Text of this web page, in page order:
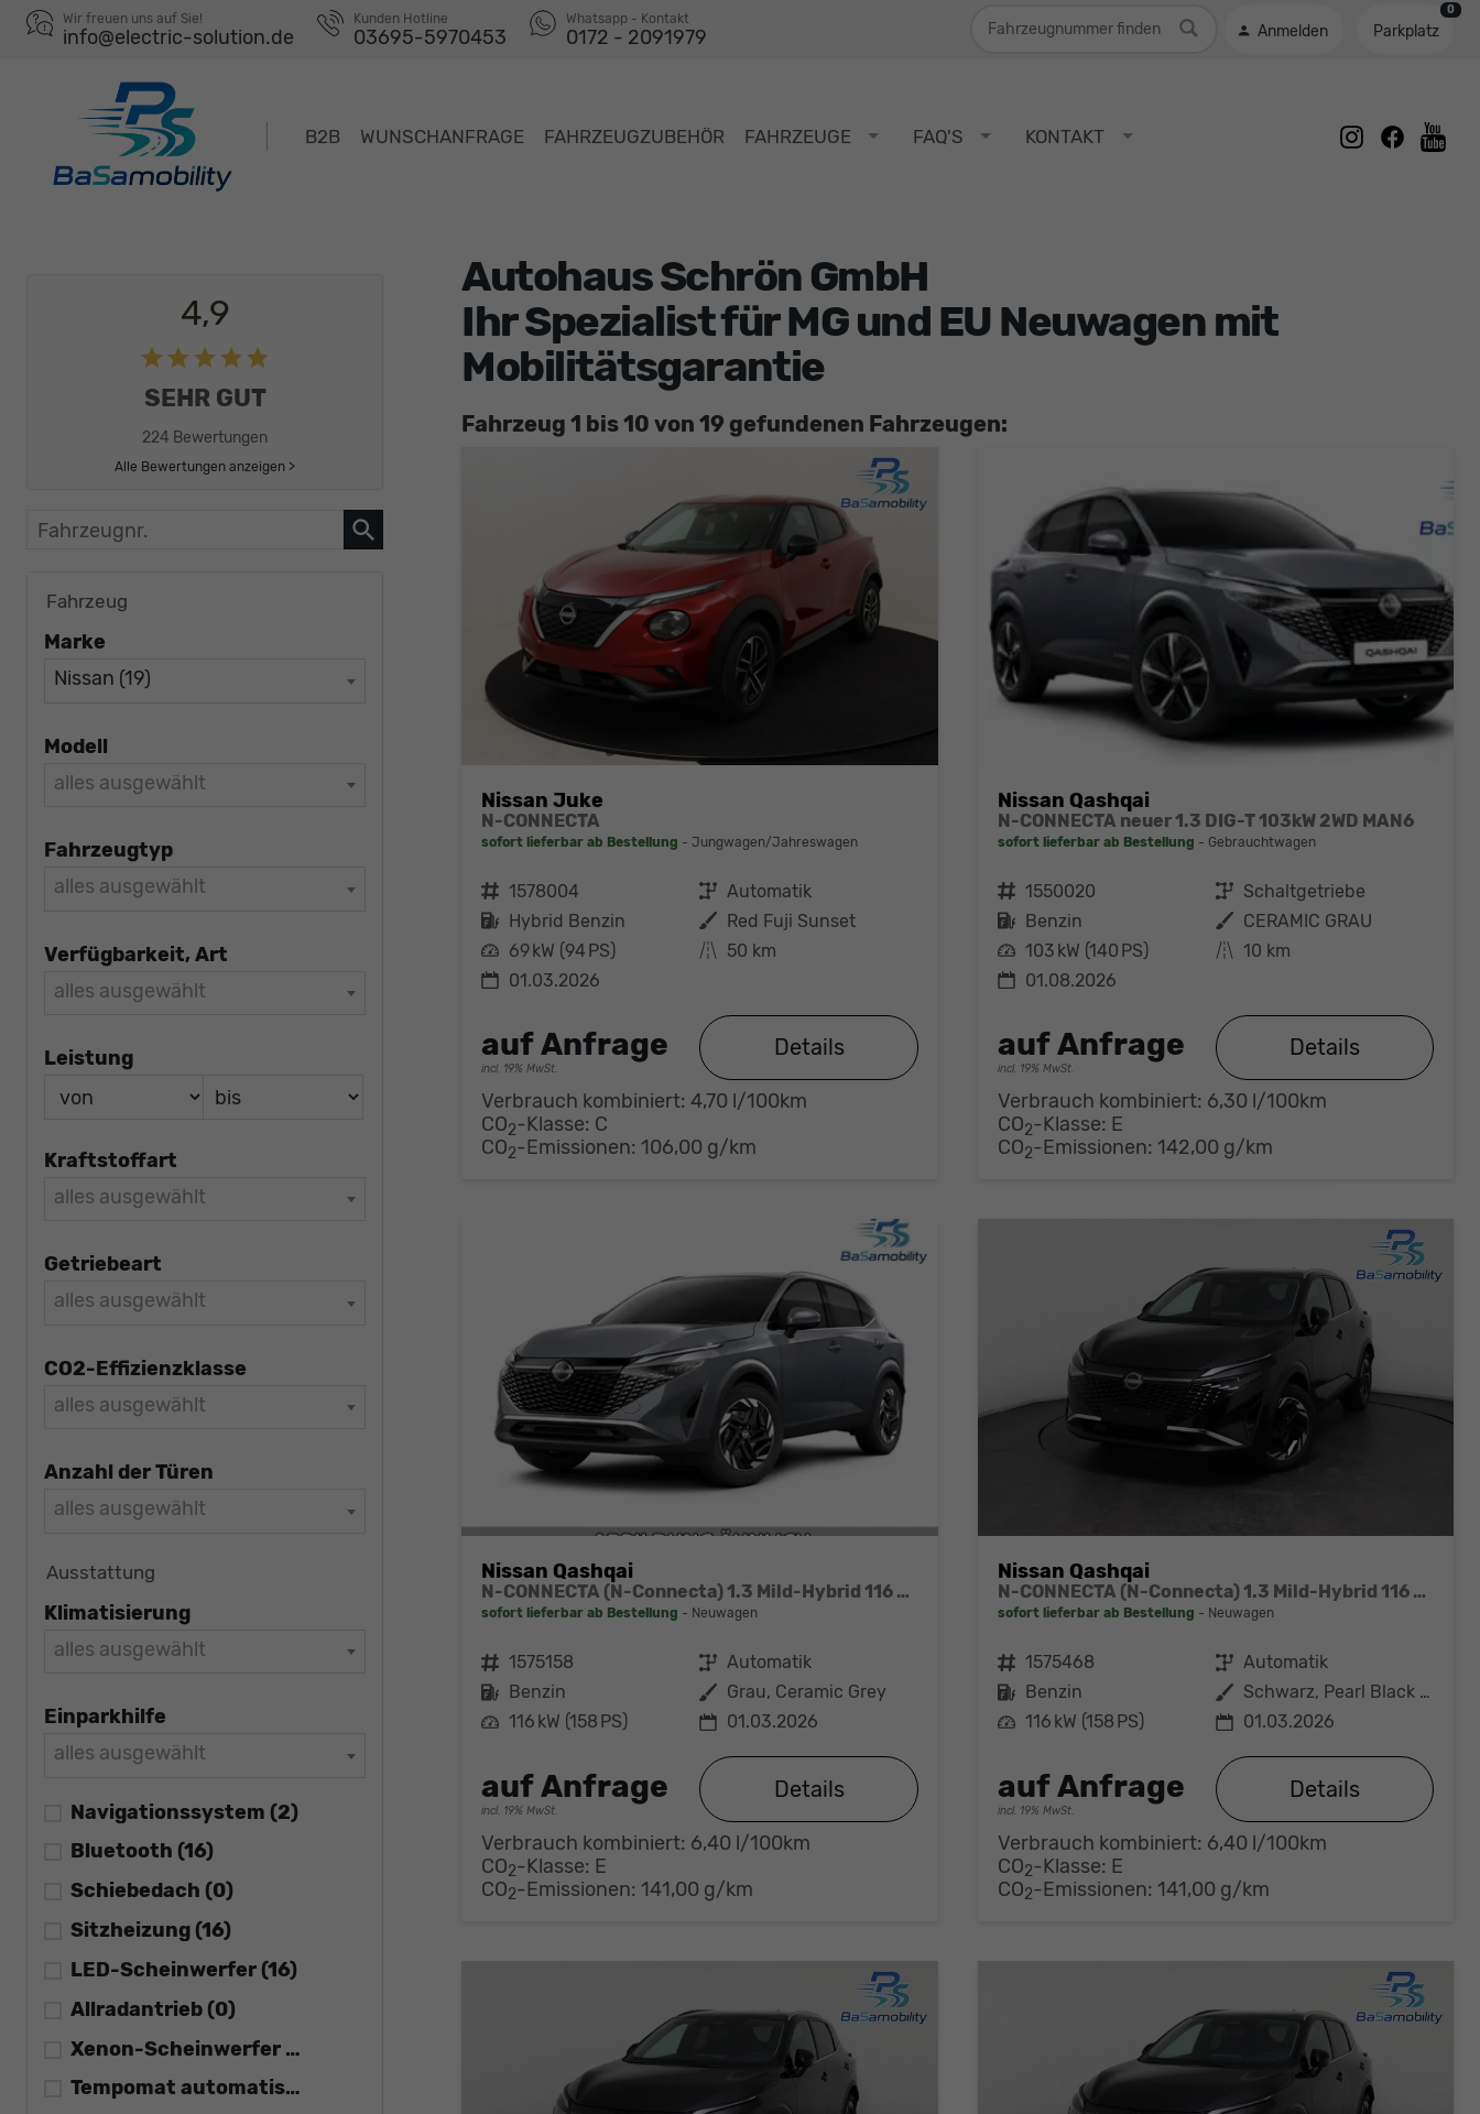
Wir freuen uns auf Sie!
info@electric-solution.de
Kunden Hotline
03695-5970453
Whatsapp - Kontakt
0172 - 2091979 Anmelden Parkplatz
0
B2B WUNSCHANFRAGE FAHRZEUGZUBEHÖR FAHRZEUGE FAQ'S KONTAKT instagram
facebook
Autohaus Schrön GmbH
Ihr Spezialist für MG und EU Neuwagen mit
Mobilitätsgarantie
Fahrzeug 1 bis 10 von 19 gefundenen Fahrzeugen:
Nissan Juke
N-CONNECTA
sofort lieferbar ab Bestellung Jungwagen/Jahreswagen
Fahrzeugnr. 1578004 Getriebe Automatik
Kraftstoff Hybrid Benzin Außenfarbe Red Fuji Sunset
Leistung 69 kW (94 PS) Kilometerstand 50 km
01.03.2026
auf Anfrage
incl. 19% MwSt.
Details
Verbrauch kombiniert:4,70 l/100km
CO2-Klasse: C
CO2-Emissionen:106,00 g/km
Nissan Qashqai
N-CONNECTA neuer 1.3 DIG-T 103kW 2WD MAN6
sofort lieferbar ab Bestellung Gebrauchtwagen
Fahrzeugnr. 1550020 Getriebe Schaltgetriebe
Kraftstoff Benzin Außenfarbe CERAMIC GRAU
Leistung 103 kW (140 PS) Kilometerstand 10 km
01.08.2026
auf Anfrage
incl. 19% MwSt.
Details
Verbrauch kombiniert: 6,30 l/100km
CO2-Klasse: E
CO2-Emissionen: 142,00 g/km
Nissan Qashqai
N-CONNECTA (N-Connecta) 1.3 Mild-Hybrid 116 kW (158 PS) X-tronic 2WD
sofort lieferbar ab Bestellung Neuwagen
Fahrzeugnr. 1575158 Getriebe Automatik
Kraftstoff
Benzin Außenfarbe Grau, Ceramic Grey
Leistung 116 kW (158 PS) 01.03.2026
auf Anfrage
incl. 19% MwSt.
Details
Verbrauch kombiniert: 6,40 l/100km
CO2-Klasse: E
CO2-Emissionen:141,00 g/km
Nissan Qashqai
N-CONNECTA (N-Connecta) 1.3 Mild-Hybrid 116 kW (158 PS) X-tronic 2WD
sofort lieferbar ab Bestellung Neuwagen
Fahrzeugnr. 1575468 Getriebe Automatik
Kraftstoff
Benzin Außenfarbe
Schwarz, Pearl Black Metallic
Leistung 116 kW (158 PS) 01.03.2026
auf Anfrage
incl. 19% MwSt.
Details
Verbrauch kombiniert: 6,40 l/100km
CO2-Klasse: E
CO2-Emissionen: 141,00 g/km
4,9
SEHR GUT
224 Bewertungen
Alle Bewertungen anzeigen >
Fahrzeugnr.
Fahrzeug
Marke
Nissan (19)
Modell
alles ausgewählt
Fahrzeugtyp
alles ausgewählt
Verfügbarkeit, Art
alles ausgewählt
Leistung
Kraftstoffart
alles ausgewählt
Getriebeart
alles ausgewählt
CO2-Effizienzklasse
alles ausgewählt
Anzahl der Türen
alles ausgewählt
Ausstattung
Klimatisierung
alles ausgewählt
Einparkhilfe
alles ausgewählt
Navigationssystem (2)
Bluetooth (16)
Schiebedach (0)
Sitzheizung (16)
LED-Scheinwerfer (16)
Allradantrieb (0)
Xenon-Scheinwerfer (0)
Tempomat automatisch (ACC)